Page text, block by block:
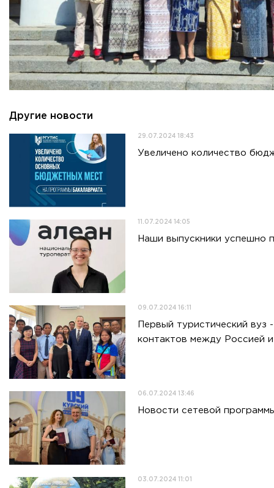
Приемная комиссия
пн-пт: с 10:00 до 17:00;
сб: с 10:00 до 15:30;
вс: выходной.
Другие новости
29.07.2024 18:43
Увеличено количество
11.07.2024 14:05
Наши выпускники успешно
09.07.2024 16:11
Первый туристический
контактов между Россией
06.07.2024 13:46
Новости сетевой
03.07.2024 11:01